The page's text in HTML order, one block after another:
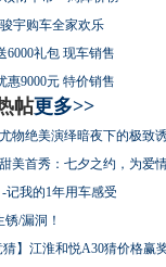
宇购车全家欢乐
礼包 现车销售
9000元 特价销售
帖更多>>
物绝美演绎暗夜下的极致
美首秀：七夕之约，为爱
记我的1年用车感受
/漏洞！
猜】江淮和悦A30猜价格赢